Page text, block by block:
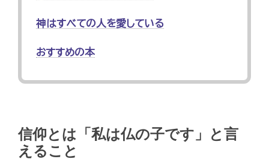
神はすべての人を愛している
おすすめの本
信仰とは「私は仏の子です」と言
えること